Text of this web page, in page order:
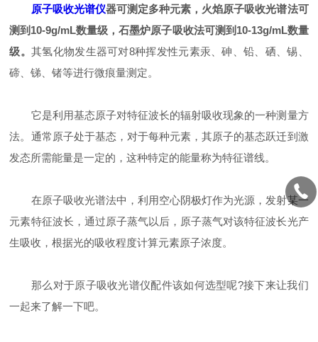
原子吸收光谱仪器可测定多种元素，火焰原子吸收光谱法可
测到10-9g/mL数量级，石墨炉原子吸收法可测到10-13g/mL数量
级。其氢化物发生器可对8种挥发性元素汞、砷、铅、硒、锡、
碲、锑、锗等进行微痕量测定。
它是利用基态原子对特征波长的辐射吸收现象的一种测量方
法。通常原子处于基态，对于每种元素，其原子的基态跃迁到激
发态所需能量是一定的，这种特定的能量称为特征谱线。
在原子吸收光谱法中，利用空心阴极灯作为光源，发射某一
元素特征波长，通过原子蒸气以后，原子蒸气对该特征波长光产
生吸收，根据光的吸收程度计算元素原子浓度。
那么对于原子吸收光谱仪配件该如何选型呢?接下来让我们
一起来了解一下吧。